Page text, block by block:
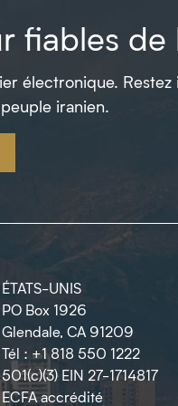
fiables de
électronique. Restez
iranien.
ÉTATS-UNIS
PO Box 1926
Glendale, CA 91209
Tél : +1 818 550 1222
501(c)(3) EIN 27-1714817
ECFA accrédité